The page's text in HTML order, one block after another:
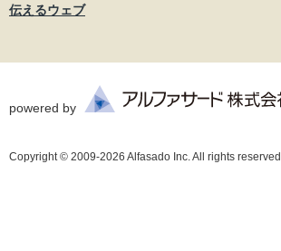
伝えるウェブ
Copyright © 2009-2026 Alfasado Inc. All rights reserved.
powered by